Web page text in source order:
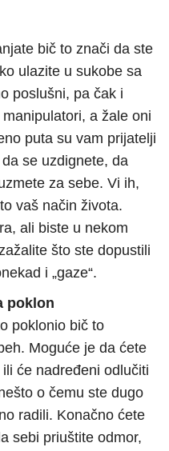
bič to znači da ste
ulazite u sukobe sa
poslušni, pa čak i
a žale oni
puta su vam prijatelji
se uzdignete, da
za sebe. Vi ih,
vaš način života.
ali biste u nekom
što ste dopustili
i „gaze“.
poklon
poklonio bič to
Moguće je da ćete
će nadređeni odlučiti
o čemu ste dugo
radili. Konačno ćete
sebi priuštite odmor,